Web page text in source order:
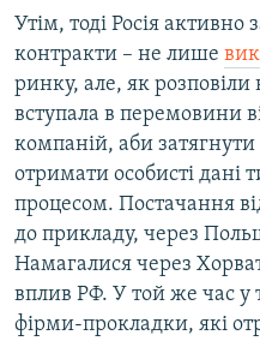
Утім, тоді Росія
контракти – не лише
ринку, але, як
вступала в перемовини
компаній, аби
отримати особисті дані
процесом. Постачання
до прикладу, через
Намагалися через
вплив РФ. У той же час у
фірми-прокладки, які